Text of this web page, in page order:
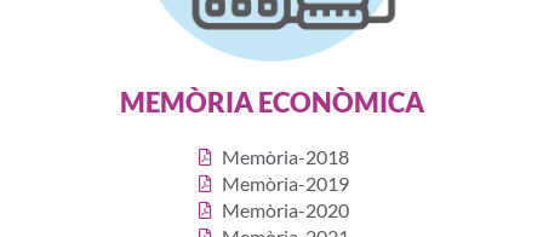
MEMÒRIA ECONÒMICA
Memòria-2018
Memòria-2019
Memòria-2020